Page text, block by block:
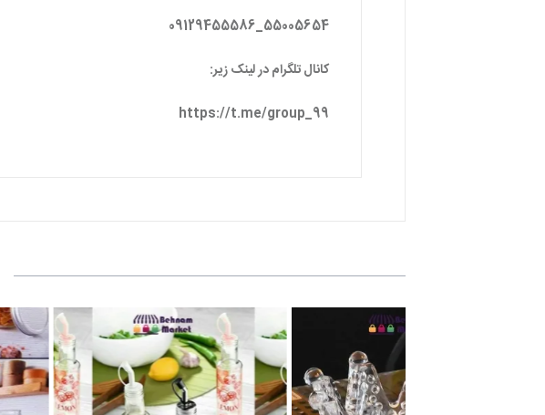
55005654_09129455586
کانال تلگرام در لینک زیر:
https://t.me/group_99